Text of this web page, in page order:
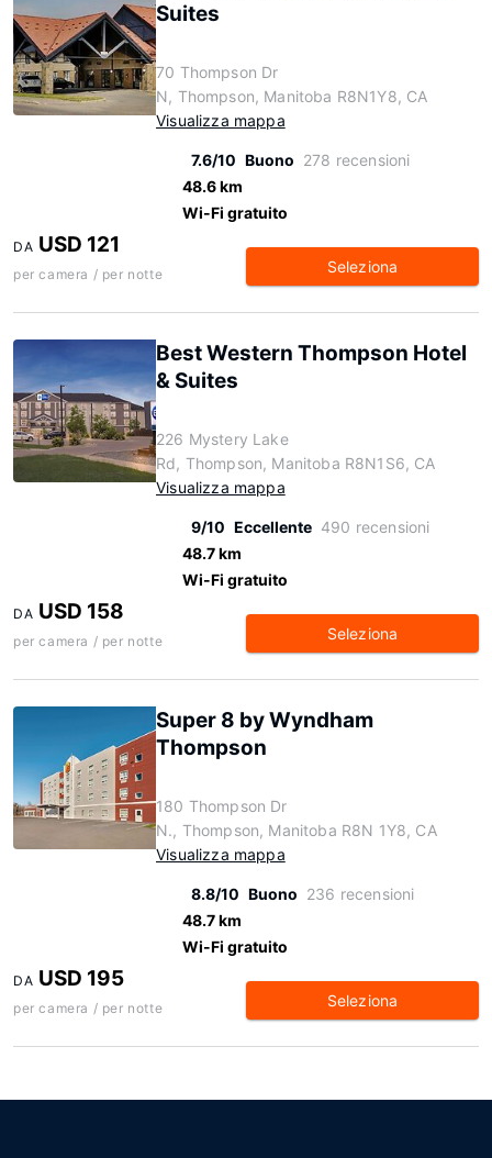
Suites
70 Thompson Dr
N, Thompson, Manitoba R8N1Y8, CA
Visualizza mappa
7.6/10 Buono 278 recensioni
48.6 km
Wi-Fi gratuito
DA USD 121
per camera / per notte Seleziona
Best Western Thompson Hotel
& Suites
226 Mystery Lake
Rd, Thompson, Manitoba R8N1S6, CA
Visualizza mappa
9/10 Eccellente 490 recensioni
48.7 km
Wi-Fi gratuito
DA USD 158
per camera / per notte Seleziona
Super 8 by Wyndham
Thompson
180 Thompson Dr
N., Thompson, Manitoba R8N 1Y8, CA
Visualizza mappa
8.8/10 Buono 236 recensioni
48.7 km
Wi-Fi gratuito
DA USD 195
per camera / per notte Seleziona